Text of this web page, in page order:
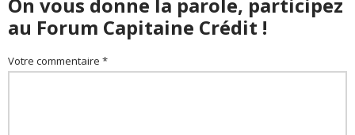
au Forum Capitaine Crédit !
Votre commentaire *